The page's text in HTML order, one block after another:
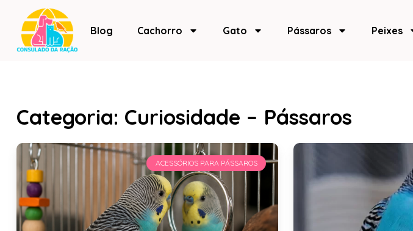
Blog Cachorro Gato Pássaros Peixes
Categoria: Curiosidade – Pássaros
ACESSÓRIOS PARA PÁSSAROS